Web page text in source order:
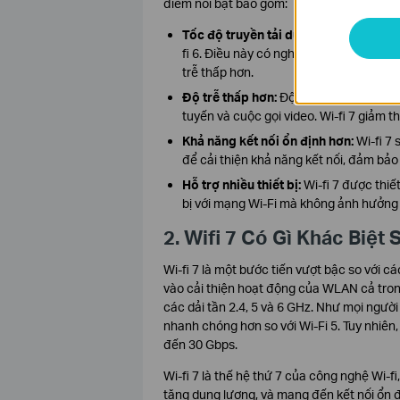
Tốc độ truyền tải dữ liệu nhanh hơn:
fi 6. Điều này có nghĩa là bạn có thể
trễ thấp hơn.
Độ trễ thấp hơn:Độ trễ thấp là yếu tố
tuyến và cuộc gọi video. Wi-fi 7 giảm
Khả năng kết nối ổn định hơn:Wi-fi 7
để cải thiện khả năng kết nối, đảm
Hỗ trợ nhiều thiết bị:Wi-fi 7 được
bị với mạng Wi-Fi mà không ảnh
2. Wifi 7 Có Gì Khác Biệt
Wi-fi 7 là một bước tiến vượt bậc so với
vào cải thiện hoạt động của WLAN cả
các dải tần 2.4, 5 và 6 GHz. Như mọi
nhanh chóng hơn so với Wi-Fi 5. Tuy
đến 30 Gbps.
Wi-fi 7 là thế hệ thứ 7 của công nghệ Wi-
tăng dung lượng, và mang đến kết nối ổn